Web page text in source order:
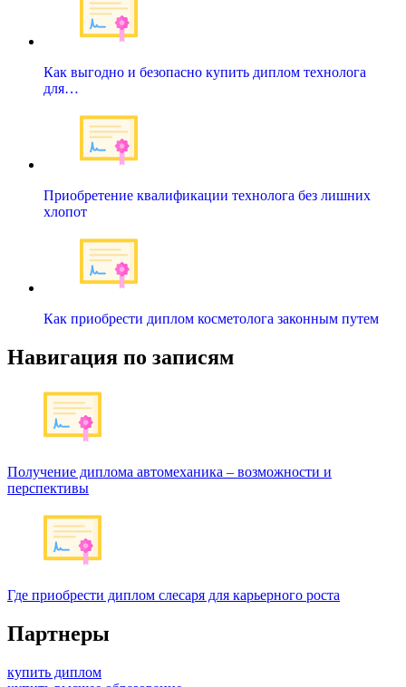
Как выгодно и безопасно купить диплом технолога
для…
Приобретение квалификации технолога без лишних
хлопот
Как приобрести диплом косметолога законным путем
Навигация по записям
Получение диплома автомеханика – возможности и
перспективы
Где приобрести диплом слесаря для карьерного роста
Партнеры
купить диплом